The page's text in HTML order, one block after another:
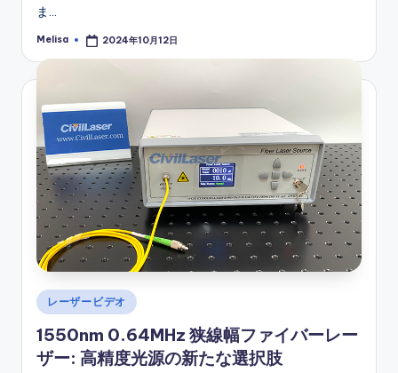
ま…
Posted
Melisa 2024年10月12日
Posted
in
レーザービデオ
1550nm 0.64MHz 狭線幅ファイバーレー
ザー: 高精度光源の新たな選択肢